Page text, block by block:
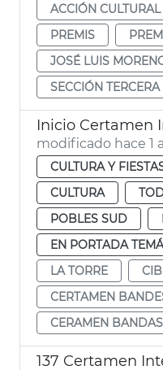
ACCIÓN CULTURAL
PREMIS
JOSÉ LUIS
SECCIÓN TERCERA
modificado hace 1
CULTURA Y
CULTURA
POBLES SUD
EN PORTADA
LA TORRE
CERTAMEN
CERAMEN